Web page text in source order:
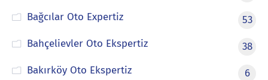
Bağcılar Oto Expertiz
53
Bahçelievler Oto Ekspertiz
38
Bakırköy Oto Ekspertiz
6